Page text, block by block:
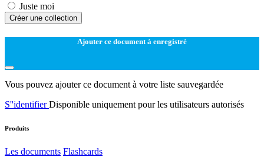
Juste moi
Créer une collection
Ajouter ce document à enregistré
Vous pouvez ajouter ce document à votre liste sauvegardée
S''identifierDisponible uniquement pour les utilisateurs autorisés
Produits
Les documents Flashcards